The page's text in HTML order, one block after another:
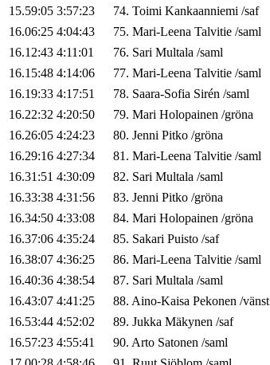
15.59:05 3:57:23 74. Toimi Kankaanniemi /saf
16.06:25 4:04:43 75. Mari-Leena Talvitie /saml
16.12:43 4:11:01 76. Sari Multala /saml
16.15:48 4:14:06 77. Mari-Leena Talvitie /saml
16.19:33 4:17:51 78. Saara-Sofia Sirén /saml
16.22:32 4:20:50 79. Mari Holopainen /gröna
16.26:05 4:24:23 80. Jenni Pitko /gröna
16.29:16 4:27:34 81. Mari-Leena Talvitie /saml
16.31:51 4:30:09 82. Sari Multala /saml
16.33:38 4:31:56 83. Jenni Pitko /gröna
16.34:50 4:33:08 84. Mari Holopainen /gröna
16.37:06 4:35:24 85. Sakari Puisto /saf
16.38:07 4:36:25 86. Mari-Leena Talvitie /saml
16.40:36 4:38:54 87. Sari Multala /saml
16.43:07 4:41:25 88. Aino-Kaisa Pekonen /vänst
16.53:44 4:52:02 89. Jukka Mäkynen /saf
16.57:23 4:55:41 90. Arto Satonen /saml